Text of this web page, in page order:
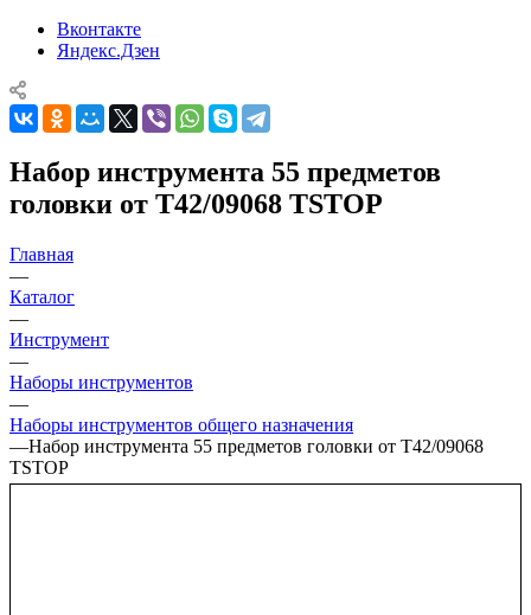
Вконтакте
Яндекс.Дзен
Набор инструмента 55 предметов
головки от T42/09068 TSTOP
Главная
—
Каталог
—
Инструмент
—
Наборы инструментов
—
Наборы инструментов общего назначения
—Набор инструмента 55 предметов головки от T42/09068
TSTOP